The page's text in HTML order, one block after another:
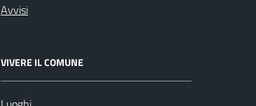
Avvisi
VIVERE IL COMUNE